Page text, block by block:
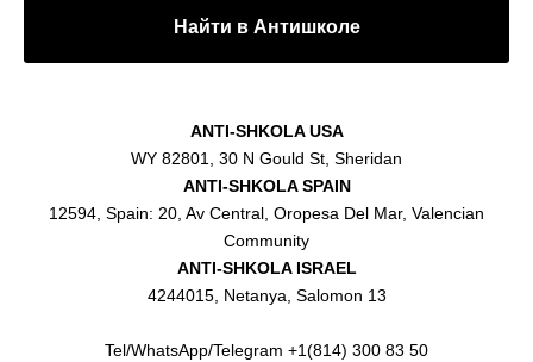
Найти в Антишколе
ANTI-SHKOLA USA
WY 82801, 30 N Gould St, Sheridan
ANTI-SHKOLA SPAIN
12594, Spain: 20, Av Central, Oropesa Del Mar, Valencian
Community
ANTI-SHKOLA ISRAEL
4244015, Netanya, Salomon 13
Tel/WhatsApp/Telegram +1(814) 300 83 50